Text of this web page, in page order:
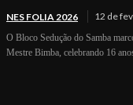
NES FOLIA 2026 12 de
O Bloco Sedução do Samba
Mestre Bimba, celebrando 16